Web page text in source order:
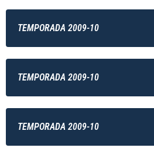
TEMPORADA 2009-10
TEMPORADA 2009-10
TEMPORADA 2009-10